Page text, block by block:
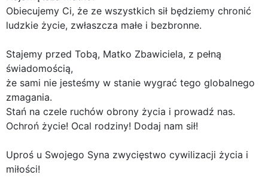
Obiecujemy Ci, że ze wszystkich sił będziemy chronić
ludzkie życie, zwłaszcza małe i bezbronne.
Stajemy przed Tobą, Matko Zbawiciela, z pełną
świadomością,
że sami nie jesteśmy w stanie wygrać tego globalnego
zmagania.
Stań na czele ruchów obrony życia i prowadź nas.
Ochroń życie! Ocal rodziny! Dodaj nam sił!
Uproś u Swojego Syna zwycięstwo cywilizacji życia i
miłości!